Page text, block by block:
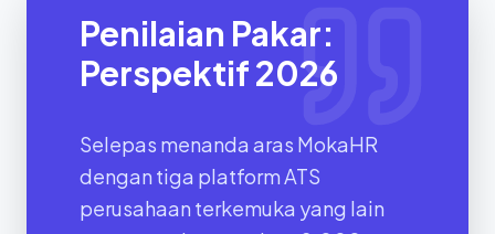
Penilaian Pakar:
Perspektif 2026
Selepas menanda aras MokaHR
dengan tiga platform ATS
perusahaan terkemuka yang lain